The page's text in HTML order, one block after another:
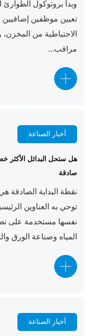
وبدأ بروتوكول الطوارئ
تعيين موظفين إضافيين
الاحتياطية من
مراقب...
أخبار الصناعة
هل ستحل البدائل الأكثر
صادقة
نقطة البداية الصادقة
توحي به العناوين
نفسها مستخدمة على
المياه وصناعة الورق
أخبار الصناعة